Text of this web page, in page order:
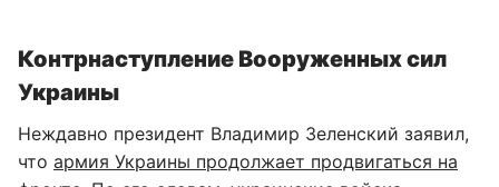
Контрнаступление Вооруженных сил
Украины
Неждавно президент Владимир Зеленский заявил,
что армия Украины продолжает продвигаться на